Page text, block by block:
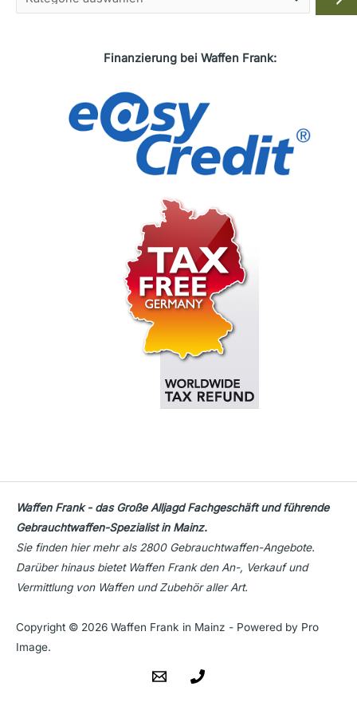
auswählen
Finanzierung bei Waffen Frank:
Waffen Frank - das Große Alljagd Fachgeschäft und führende
Gebrauchtwaffen-Spezialist in Mainz.
Sie finden hier mehr als 2800 Gebrauchtwaffen-Angebote.
Darüber hinaus bietet Waffen Frank den An-, Verkauf und
Vermittlung von Waffen und Zubehör aller Art.
Copyright © 2026 Waffen Frank in Mainz - Powered by Pro
Image.